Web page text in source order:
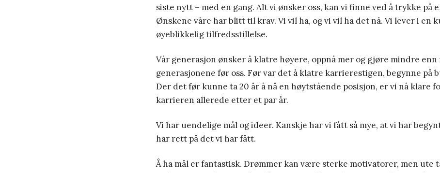
siste nytt – med en gang. Alt vi ønsker oss, kan vi finne ved å trykke på
Ønskene våre har blitt til krav. Vi vil ha, og vi vil ha det nå. Vi lever i en
øyeblikkelig tilfredsstillelse.
Vår generasjon ønsker å klatre høyere, oppnå mer og gjøre mindre enn
generasjonene før oss. Før var det å klatre karrierestigen, begynne på
Der det før kunne ta 20 år å nå en høytstående posisjon, er vi nå klare
karrieren allerede etter et par år.
Vi har uendelige mål og ideer. Kanskje har vi fått så mye, at vi har
har rett på det vi har fått.
Å ha mål er fantastisk. Drømmer kan være sterke motivatorer, men ute